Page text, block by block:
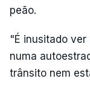
peão.
"É inusitado
numa
trânsito nem